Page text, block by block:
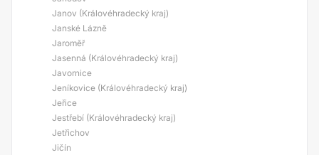
Janov (Královéhradecký kraj)
Janské Lázně
Jaroměř
Jasenná (Královéhradecký kraj)
Javornice
Jeníkovice (Královéhradecký kraj)
Jeřice
Jestřebí (Královéhradecký kraj)
Jetřichov
Jičín